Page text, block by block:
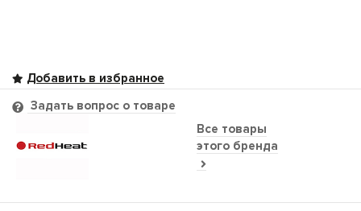
Все товары
этого бренда
Задать вопрос о товаре